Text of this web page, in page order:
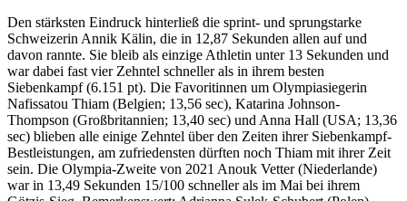
Den stärksten Eindruck hinterließ die sprint- und sprungstarke
Schweizerin Annik Kälin, die in 12,87 Sekunden allen auf und
davon rannte. Sie bleib als einzige Athletin unter 13 Sekunden und
war dabei fast vier Zehntel schneller als in ihrem besten
Siebenkampf (6.151 pt). Die Favoritinnen um Olympiasiegerin
Nafissatou Thiam (Belgien; 13,56 sec), Katarina Johnson-
Thompson (Großbritannien; 13,40 sec) und Anna Hall (USA; 13,36
sec) blieben alle einige Zehntel über den Zeiten ihrer Siebenkampf-
Bestleistungen, am zufriedensten dürften noch Thiam mit ihrer Zeit
sein. Die Olympia-Zweite von 2021 Anouk Vetter (Niederlande)
war in 13,49 Sekunden 15/100 schneller als im Mai bei ihrem